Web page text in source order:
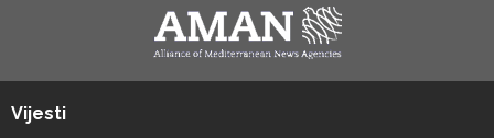
Vijesti